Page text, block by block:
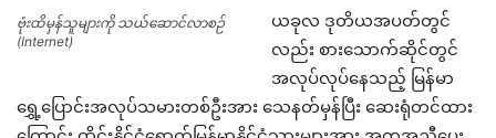
ဗုံးထိမှန်သူများကို သယ်ဆောင်လာစဉ်
(Internet)
ယခုလ ဒုတိယအပတ်တွင်
လည်း စားသောက်ဆိုင်တွင်
အလုပ်လုပ်နေသည့် မြန်မာ
ရွှေ့ပြောင်းအလုပ်သမားတစ်ဦးအား သေနတ်မှန်ပြီး ဆေးရုံတင်ထား